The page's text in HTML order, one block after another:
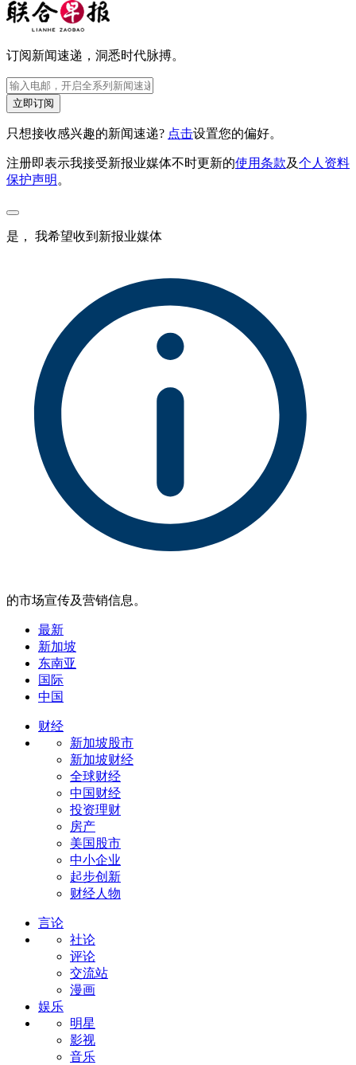
订阅新闻速递，洞悉时代脉搏。
立即订阅
只想接收感兴趣的新闻速递? 点击设置您的偏好。
注册即表示我接受新报业媒体不时更新的使用条款及个人资料
保护声明 。
是， 我希望收到新报业媒体
的市场宣传及营销信息。
最新
新加坡
东南亚
国际
中国
财经
新加坡股市
新加坡财经
全球财经
中国财经
投资理财
房产
美国股市
中小企业
起步创新
财经人物
言论
社论
评论
交流站
漫画
娱乐
明星
影视
音乐